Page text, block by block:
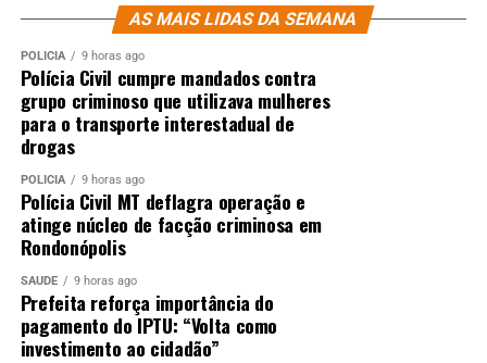
AS MAIS LIDAS DA SEMANA
POLÍCIA 9 horas ago
Polícia Civil cumpre mandados contra
grupo criminoso que utilizava mulheres
para o transporte interestadual de
drogas
POLÍCIA 9 horas ago
Polícia Civil MT deflagra operação e
atinge núcleo de facção criminosa em
Rondonópolis
SAÚDE 9 horas ago
Prefeita reforça importância do
pagamento do IPTU: “Volta como
investimento ao cidadão”